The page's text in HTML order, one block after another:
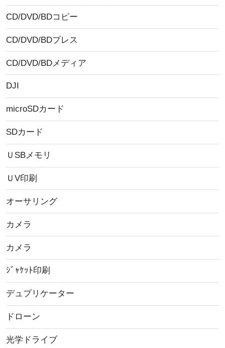
CD/DVD/BDコピー
CD/DVD/BDプレス
CD/DVD/BDメディア
DJI
microSDカード
SDカード
ＵSBメモリ
ＵV印刷
オーサリング
カメラ
カメラ
ｼﾞｬｹｯﾄ印刷
デュプリケーター
ドローン
光学ドライブ